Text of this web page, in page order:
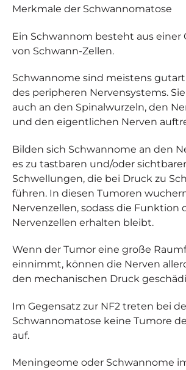
Merkmale der Schwannomatose
Ein Schwannom besteht aus einer
von Schwann-Zellen.
Schwannome sind meistens
des peripheren Nervensystems.
auch an den Spinalwurzeln, den
und den eigentlichen Nerven
Bilden sich Schwannome an den
es zu tastbaren und/oder
Schwellungen, die bei Druck zu
führen. In diesen Tumoren
Nervenzellen, sodass die Funktion
Nervenzellen erhalten bleibt.
Wenn der Tumor eine große
einnimmt, können die Nerven
den mechanischen Druck
Im Gegensatz zur NF2 treten bei
Schwannomatose keine Tumore
auf.
Meningeome oder Schwannome